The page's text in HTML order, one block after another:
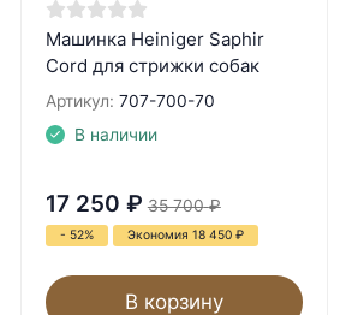
Машинка Heiniger Saphir
Cord для стрижки собак
Артикул: 707-700-70
В наличии
17 250 ₽ 35 700 ₽
- 52% Экономия 18 450 ₽
В корзину